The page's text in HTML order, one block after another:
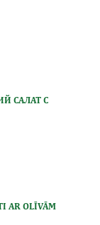
САЛАТ С
AR OLĪVĀM